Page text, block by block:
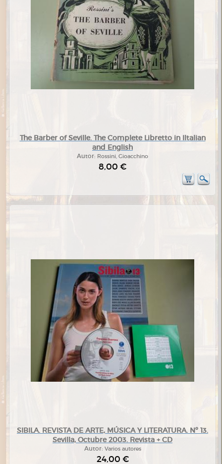
The Barber of Seville. The Complete Libretto in Iltalian
and English
Autor: Rossini, Gioacchino
8,00 €
SIBILA. REVISTA DE ARTE, MÚSICA Y LITERATURA. Nº 13.
Sevilla, Octubre 2003. Revista + CD
Autor: Varios autores
24,00 €